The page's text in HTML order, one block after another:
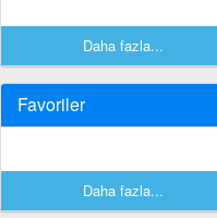
Daha fazla...
Favoriler
Daha fazla...